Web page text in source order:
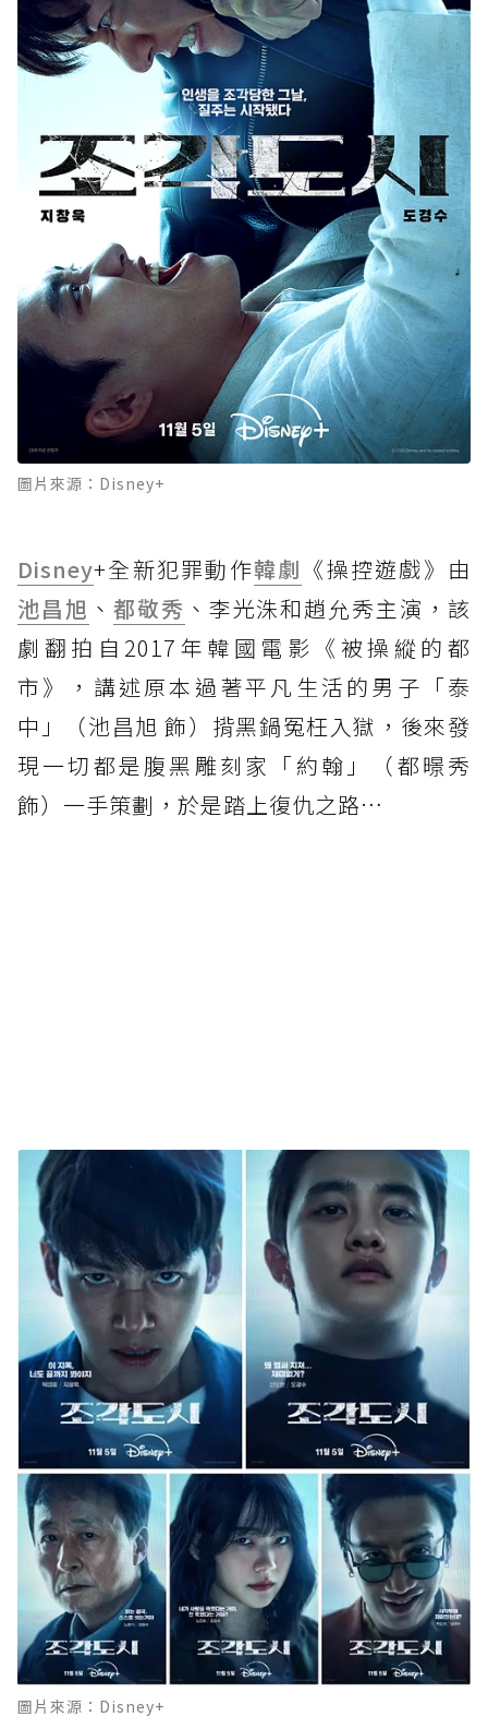
圖片來源：Disney+
Disney+全新犯罪動作韓劇 《操控遊戲》由
池昌旭 、 都敬秀 、李光洙和趙允秀主演，該
劇翻拍自2017年韓國電影《被操縱的都
市》，講述原本過著平凡生活的男子「泰
中」（池昌旭 飾）揹黑鍋冤枉入獄，後來發
現一切都是腹黑雕刻家「約翰」（都暻秀
飾）一手策劃，於是踏上復仇之路…
圖片來源：Disney+